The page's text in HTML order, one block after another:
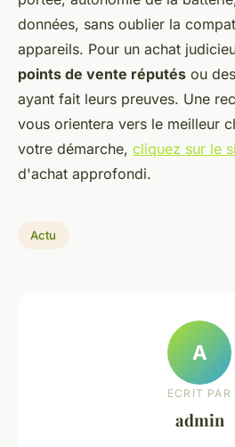
données, sans oublier la
appareils. Pour un achat
points de vente réputés ou
ayant fait leurs preuves. Une
vous orientera vers le meilleur
votre démarche, cliquez sur le
d'achat approfondi.
Actu
A
ECRIT PAR
admin